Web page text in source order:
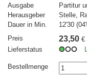
Ausgabe
Partitur
Herausgeber
Stelle,
Dauer in Min.
12'30
Preis
23,50 €
Lieferstatus
Bestellmenge